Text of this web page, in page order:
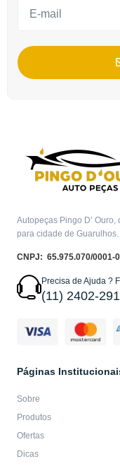
Autopeças Pingo D’
para cidade de Guarulhos.
CNPJ: 65.975.070/0001-
Precisa de Ajuda ?
(11) 2402-
Páginas
Sobre
Produtos
Ofertas
Dicas